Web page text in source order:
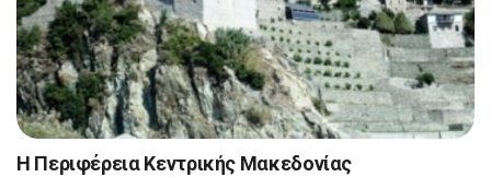
Η Περιφέρεια Κεντρικής Μακεδονίας